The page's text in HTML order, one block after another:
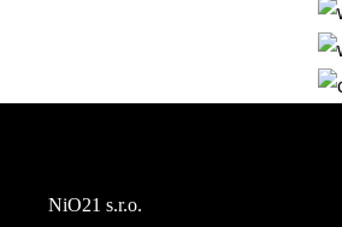
NiO21 s.r.o.